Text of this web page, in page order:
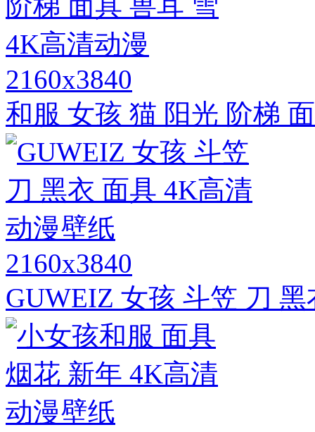
2160x3840
和服 女孩 猫 阳光 阶梯
2160x3840
GUWEIZ 女孩 斗笠 刀